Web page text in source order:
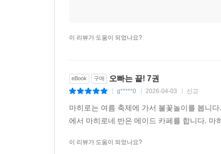
이 리뷰가 도움이 되었나요?
eBook 구매 오빠는 끝! 7권
g*****0 2026-04-03 신고
마히로는 여름 축제에 가서 불꽃놀이를 봅니
에서 마히로네 반은 메이드 카페를 합니다.
이 리뷰가 도움이 되었나요?